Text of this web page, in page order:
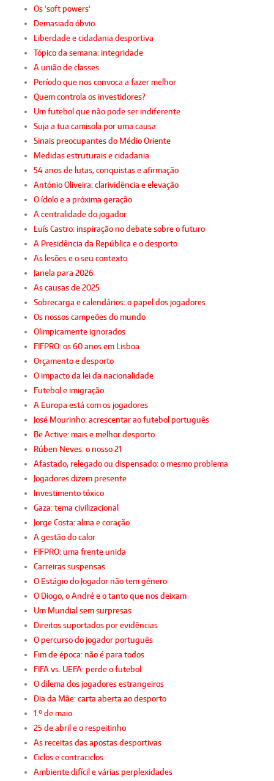
Os 'soft powers'
Demasiado óbvio
Liberdade e cidadania desportiva
Tópico da semana: integridade
A união de classes
Período que nos convoca a fazer melhor
Quem controla os investidores?
Um futebol que não pode ser indiferente
Suja a tua camisola por uma causa
Sinais preocupantes do Médio Oriente
Medidas estruturais e cidadania
54 anos de lutas, conquistas e afirmação
António Oliveira: clarividência e elevação
O ídolo e a próxima geração
A centralidade do jogador
Luís Castro: inspiração no debate sobre o futuro
A Presidência da República e o desporto
As lesões e o seu contexto
Janela para 2026
As causas de 2025
Sobrecarga e calendários: o papel dos jogadores
Os nossos campeões do mundo
Olimpicamente ignorados
FIFPRO: os 60 anos em Lisboa
Orçamento e desporto
O impacto da lei da nacionalidade
Futebol e imigração
A Europa está com os jogadores
José Mourinho: acrescentar ao futebol português
Be Active: mais e melhor desporto
Rúben Neves: o nosso 21
Afastado, relegado ou dispensado: o mesmo problema
Jogadores dizem presente
Investimento tóxico
Gaza: tema civilizacional
Jorge Costa: alma e coração
A gestão do calor
FIFPRO: uma frente unida
Carreiras suspensas
O Estágio do Jogador não tem género
O Diogo, o André e o tanto que nos deixam
Um Mundial sem surpresas
Direitos suportados por evidências
O percurso do jogador português
Fim de época: não é para todos
FIFA vs. UEFA: perde o futebol
O dilema dos jogadores estrangeiros
Dia da Mãe: carta aberta ao desporto
1.º de maio
25 de abril e o respeitinho
As receitas das apostas desportivas
Ciclos e contraciclos
Ambiente difícil e várias perplexidades